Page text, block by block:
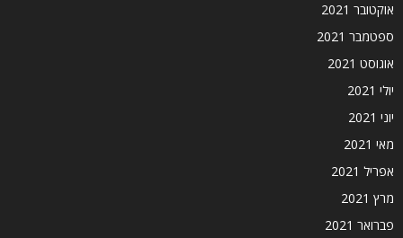
אוקטובר 2021
ספטמבר 2021
אוגוסט 2021
יולי 2021
יוני 2021
מאי 2021
אפריל 2021
מרץ 2021
פברואר 2021